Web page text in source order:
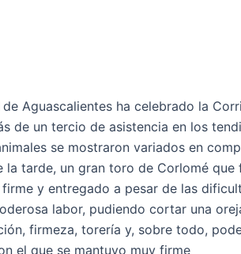
Aguascalientes ha celebrado la
de un tercio de asistencia en los
se mostraron variados en
tarde, un gran toro de Corlomé
y entregado a pesar de las
labor, pudiendo cortar una
firmeza, torería y, sobre todo,
el que se mantuvo muy firme